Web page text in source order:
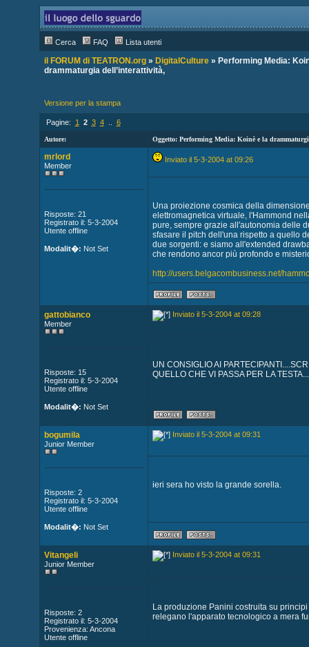
Cerca FAQ Lista utenti
il FORUM di TEATRON.org» DigitalCulture» Performing Media:
drammaturgia dell’interattività,
Versione per la stampa
Pagine: 1 2 3 4.. 6
Autore: Oggetto: Performing Media: Koinè e la
mrlord
Member
Risposte: 21
Registrato il: 5-3-2004
Utente offline
Modalit�: Not Set
Inviato il 5-3-2004 at 09:26
Una proiezione cosmica della
elettromagnetica virtuale, l'Hammond
pure, sempre grazie all'autonomia delle
sfasare il pitch dell'una rispetto a quello
due sorgenti: e siamo all'extended
che rendono ancor più profondo e
http://users.belgacombusiness.net/
gattobianco
Member
Risposte: 15
Registrato il: 5-3-2004
Utente offline
Modalit�: Not Set
Inviato il 5-3-2004 at 09:28
UN CONSIGLIO AI
QUELLO CHE VI PASSA PER LA
bogumila
Junior Member
Risposte: 2
Registrato il: 5-3-2004
Utente offline
Modalit�: Not Set
Inviato il 5-3-2004 at 09:31
ieri sera ho visto la grande sorella.
Vitangeli
Junior Member
Risposte: 2
Registrato il: 5-3-2004
Provenienza: Ancona
Utente offline
Inviato il 5-3-2004 at 09:31
La produzione Panini costruita su
relegano l'apparato tecnologico a mera